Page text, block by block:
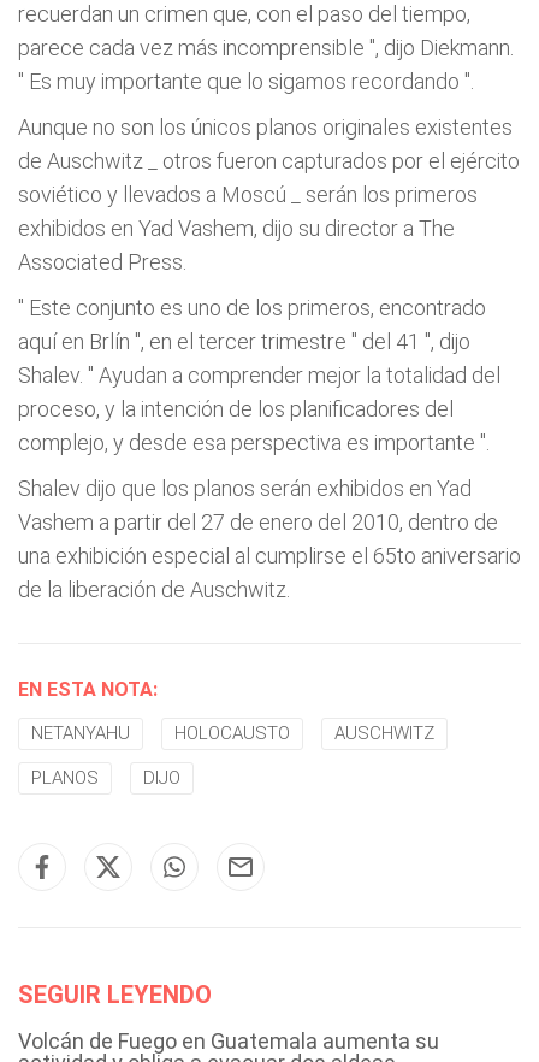
recuerdan un crimen que, con el paso del tiempo,
parece cada vez más incomprensible ", dijo Diekmann.
" Es muy importante que lo sigamos recordando ".
Aunque no son los únicos planos originales existentes
de Auschwitz _ otros fueron capturados por el ejército
soviético y llevados a Moscú _ serán los primeros
exhibidos en Yad Vashem, dijo su director a The
Associated Press.
" Este conjunto es uno de los primeros, encontrado
aquí en Brlín ", en el tercer trimestre " del 41 ", dijo
Shalev. " Ayudan a comprender mejor la totalidad del
proceso, y la intención de los planificadores del
complejo, y desde esa perspectiva es importante ".
Shalev dijo que los planos serán exhibidos en Yad
Vashem a partir del 27 de enero del 2010, dentro de
una exhibición especial al cumplirse el 65to aniversario
de la liberación de Auschwitz.
EN ESTA NOTA:
NETANYAHU HOLOCAUSTO AUSCHWITZ
PLANOS DIJO
SEGUIR LEYENDO
Volcán de Fuego en Guatemala aumenta su